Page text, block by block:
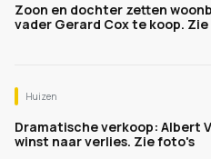
Zoon en dochter zetten
vader Gerard Cox te koop.
Huizen
Dramatische verkoop: Albert
winst naar verlies. Zie foto's